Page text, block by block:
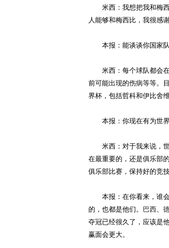
米西：我想把我和梅西
人能够和梅西比，我很感
本报：能谈谈你国家
米西：每个球队都会在
前可能出现的伤病等等。
界杯，包括哲科和伊比舍
本报：你现在有为世界
米西：对于我来说，世
在最重要的，还是俱乐部
俱乐部比赛，保持好的竞
本报：在你看来，谁会
的，也都是他们。 巴西
夺冠已经很久了，应该是
赢面会更大。